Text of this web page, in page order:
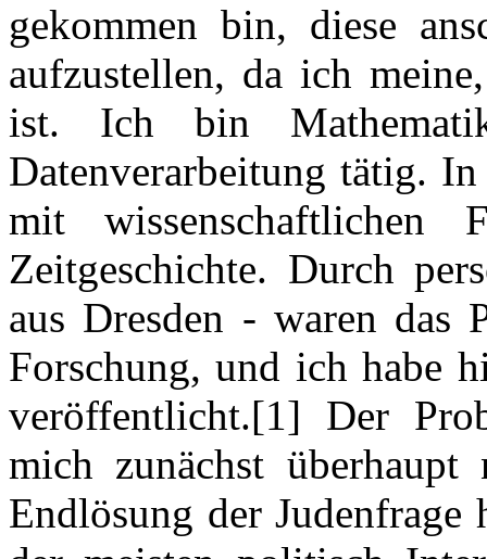
gekommen bin, diese
aufzustellen, da ich
ist. Ich bin
Datenverarbeitung tätig.
mit wissenschaftlichen
Zeitgeschichte. Durch
aus Dresden - waren das
Forschung, und ich habe
veröffentlicht.[1] Der
mich zunächst
Endlösung der